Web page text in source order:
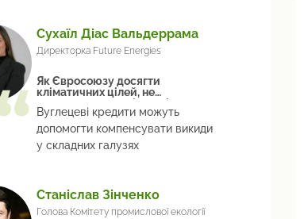
Сухаїл Діас Вальдеррама
Директорка Future Energies
Як Євросоюзу досягти
кліматичних цілей, не
втративши великі гроші
Вуглецеві кредити можуть
допомогти компенсувати викиди
у складних галузях
Станіслав Зінченко
Голова Комітету промислової екології